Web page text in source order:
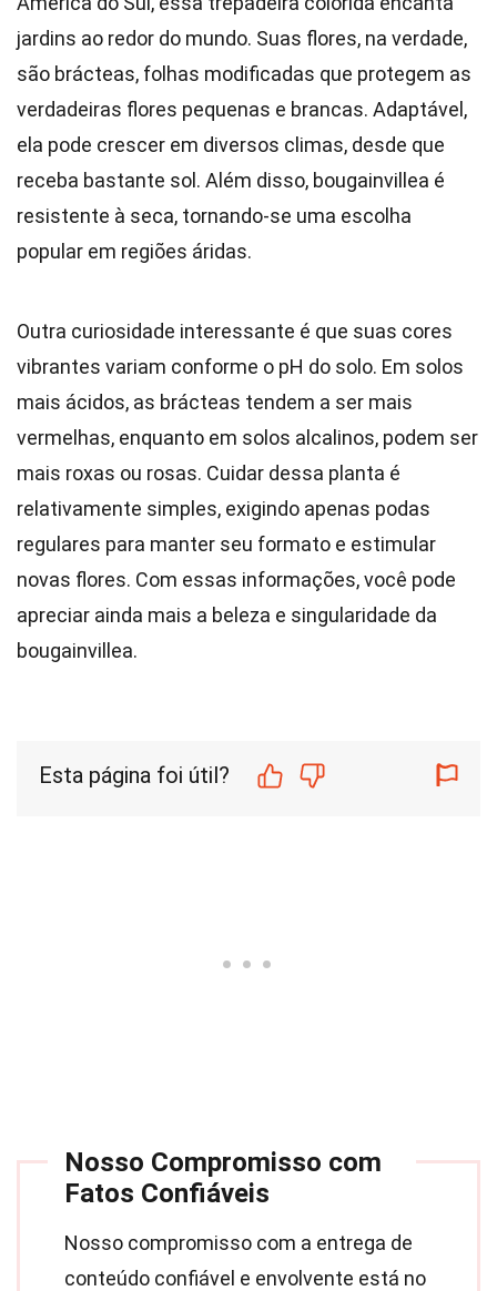
jardins ao redor do mundo. Suas flores, na verdade,
são brácteas, folhas modificadas que protegem as
verdadeiras flores pequenas e brancas. Adaptável,
ela pode crescer em diversos climas, desde que
receba bastante sol. Além disso, bougainvillea é
resistente à seca, tornando-se uma escolha
popular em regiões áridas.
Outra curiosidade interessante é que suas cores
vibrantes variam conforme o pH do solo. Em solos
mais ácidos, as brácteas tendem a ser mais
vermelhas, enquanto em solos alcalinos, podem ser
mais roxas ou rosas. Cuidar dessa planta é
relativamente simples, exigindo apenas podas
regulares para manter seu formato e estimular
novas flores. Com essas informações, você pode
apreciar ainda mais a beleza e singularidade da
bougainvillea.
Esta página foi útil?
Nosso Compromisso com
Fatos Confiáveis
Nosso compromisso com a entrega de
conteúdo confiável e envolvente está no